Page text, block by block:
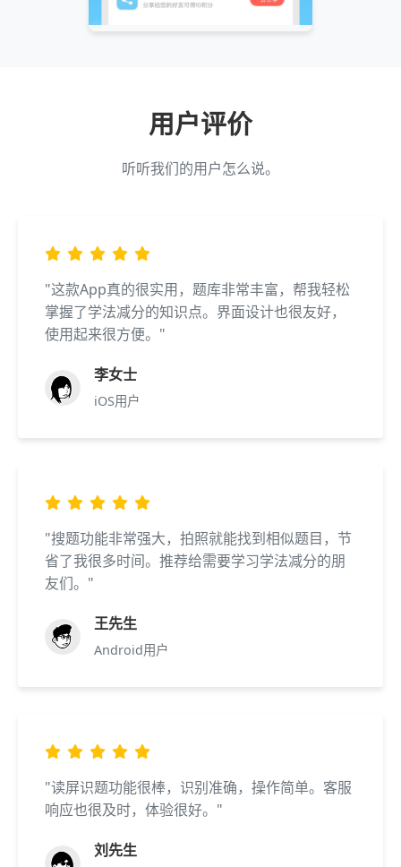
用户评价
听听我们的用户怎么说。
"这款App真的很实用，题库非常丰富，帮我轻松
掌握了学法减分的知识点。界面设计也很友好，
使用起来很方便。"
李女士
iOS用户
"搜题功能非常强大，拍照就能找到相似题目，节
省了我很多时间。推荐给需要学习学法减分的朋
友们。"
王先生
Android用户
"读屏识题功能很棒，识别准确，操作简单。客服
响应也很及时，体验很好。"
刘先生